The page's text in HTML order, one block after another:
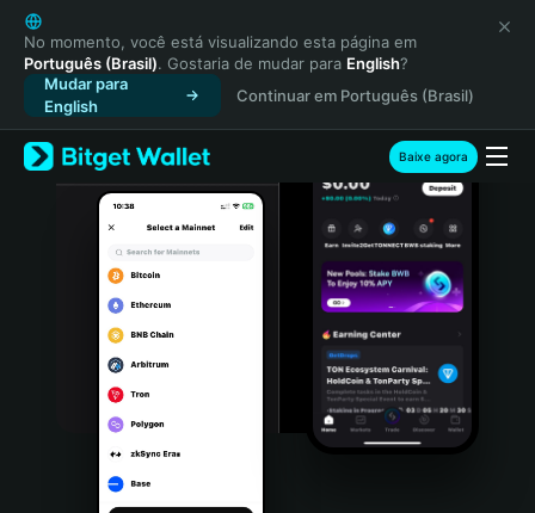
English
日本語
Tiếng Việt
Русский
Español (Latinoamérica)
Türkçe
Italiano
Português (Portugal)
Bahasa Indonesia
Português (Brasil)
No momento, você está visualizando esta página em
Português (Brasil). Gostaria de mudar para English?
Mudar para
English
Continuar em Português (Brasil)
Baixe agora